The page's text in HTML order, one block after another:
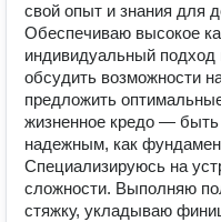
свой опыт и знания для
Обеспечиваю высокое
индивидуальный подход
обсудить возможности
предложить
жизненное кредо —
надежным, как
Специализируюсь на
сложности. Выполняю
стяжку, укладываю